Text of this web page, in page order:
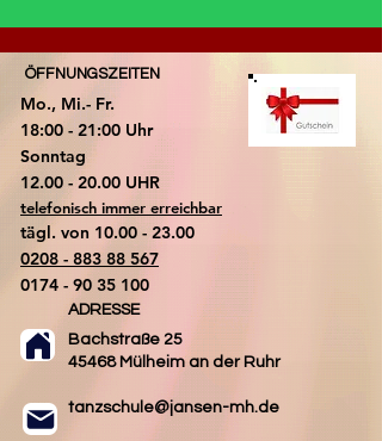
ÖFFNUNGSZEITEN
Mo., Mi.- Fr.
18:00 - 21:00 Uhr
​Sonntag
​12.00 - 20.00 UHR
telefonisch immer erreichbar
tägl. von 10.00 - 23.00
0208 - 883 88 567
0174 - 90 35 100
ADRESSE
Bachstraße 25
45468 Mülheim an der Ruhr
tanzschule@jansen-mh.de